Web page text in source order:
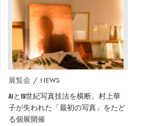
展覧会 NEWS
AIと19世紀写真技法を横断。村上華
子が失われた「最初の写真」をたど
る個展開催